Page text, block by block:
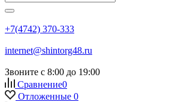
+7(4742) 370-333
internet@shintorg48.ru
Звоните с 8:00 до 19:00
Сравнение0
Отложенные 0